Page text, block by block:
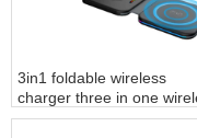
3in1 foldable wireless
charger three in one
charger - COPY - itdm98